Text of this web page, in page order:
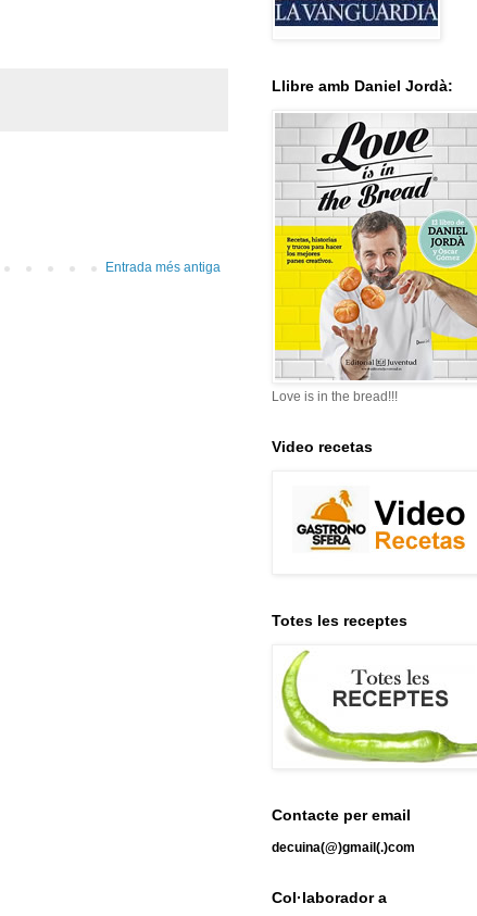
Entrada més antiga
Llibre amb Daniel Jordà:
Love is in the bread!!!
Video recetas
Totes les receptes
Contacte per email
decuina(@)gmail(.)com
Col·laborador a